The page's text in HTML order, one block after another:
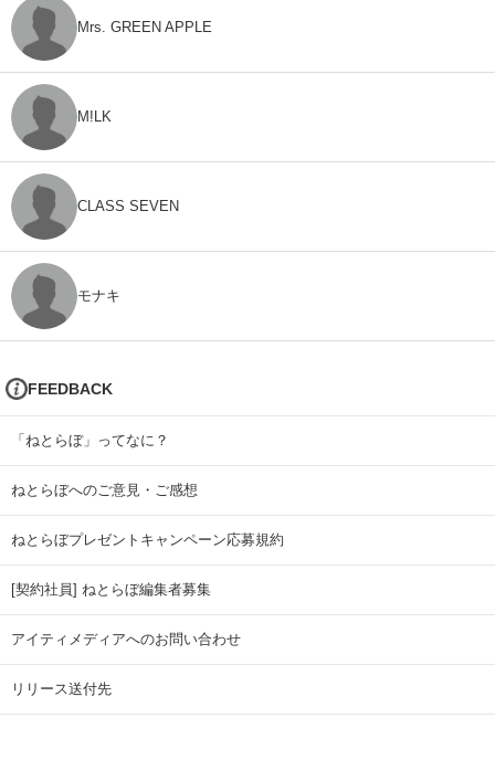
Mrs. GREEN APPLE
M!LK
CLASS SEVEN
モナキ
FEEDBACK
「ねとらぼ」ってなに？
ねとらぼへのご意見・ご感想
ねとらぼプレゼントキャンペーン応募規約
[契約社員] ねとらぼ編集者募集
アイティメディアへのお問い合わせ
リリース送付先